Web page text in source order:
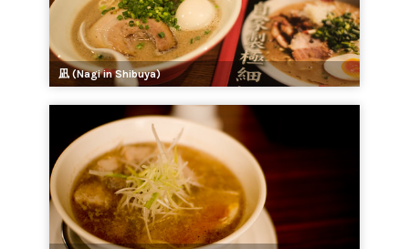
凪 (Nagi in Shibuya)